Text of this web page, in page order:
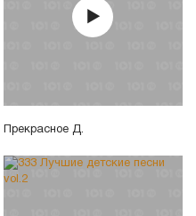
Прекрасное Д.